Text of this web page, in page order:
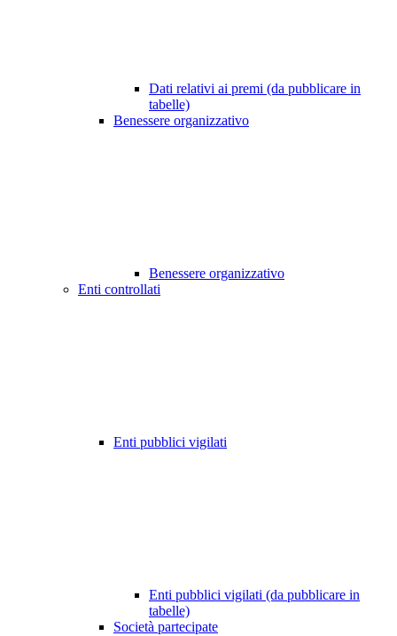
Dati relativi ai premi (da pubblicare in
tabelle)
Benessere organizzativo
Benessere organizzativo
Enti controllati
Enti pubblici vigilati
Enti pubblici vigilati (da pubblicare in
tabelle)
Società partecipate